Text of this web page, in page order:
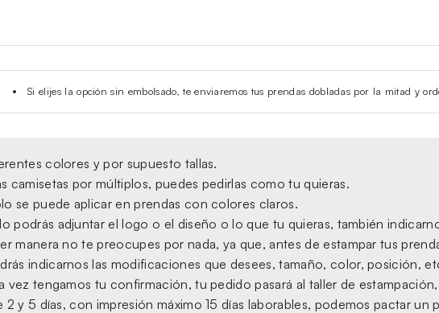
Si elijes la opción sin embolsado, te enviaremos tus prendas dobladas por la mitad y
colores y por supuesto tallas.
camisetas por múltiplos, puedes pedirlas como tu quieras.
se puede aplicar en prendas con colores claros.
podrás adjuntar el logo o el diseño o lo que tu quieras, también
manera no te preocupes por nada, ya que, antes de estampar tus
indicarnos las modificaciones que desees, tamaño, color, posición,
vez tengamos tu confirmación, tu pedido pasará al taller de
2 y 5 días, con impresión máximo 15 días laborables, podemos pactar